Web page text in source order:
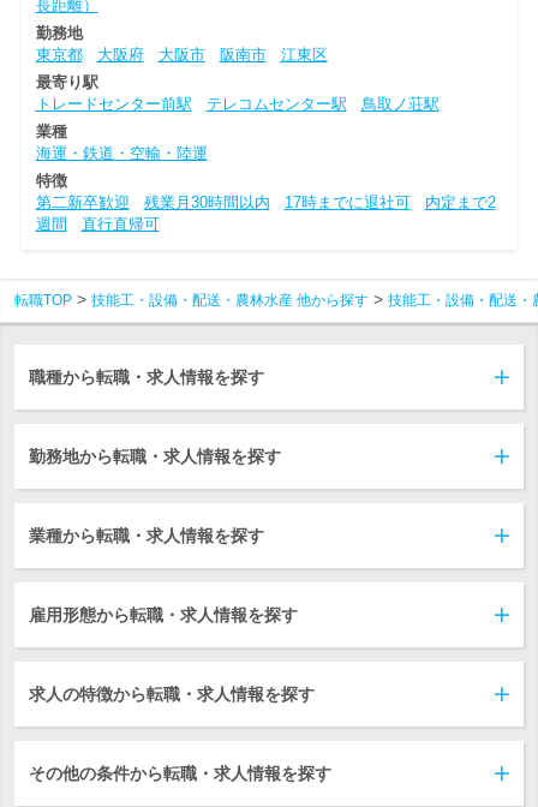
長距離）
勤務地
東京都
大阪府 大阪市 阪南市
江東区
最寄り駅
トレードセンター前駅
テレコムセンター駅
鳥取ノ荘駅
業種
海運・鉄道・空輸・陸運
特徴
第二新卒歓迎
残業月30時間以内 17時までに退社可
内定まで2
週間
直行直帰可
転職TOP 技能工・設備・配送・農林水産 他から探す 技能工・設備・配送・
職種から転職・求人情報を探す
勤務地から転職・求人情報を探す
業種から転職・求人情報を探す
雇用形態から転職・求人情報を探す
求人の特徴から転職・求人情報を探す
その他の条件から転職・求人情報を探す